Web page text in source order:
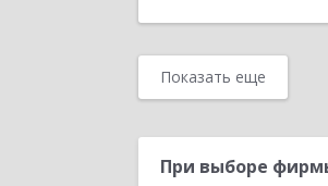
Показать еще
При выборе